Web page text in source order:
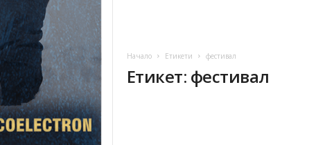
Начало Етикети фестивал
Етикет: фестивал